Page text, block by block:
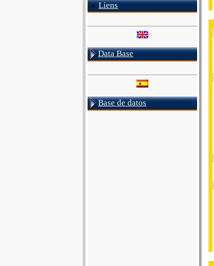
Liens
Data Base
Base de datos